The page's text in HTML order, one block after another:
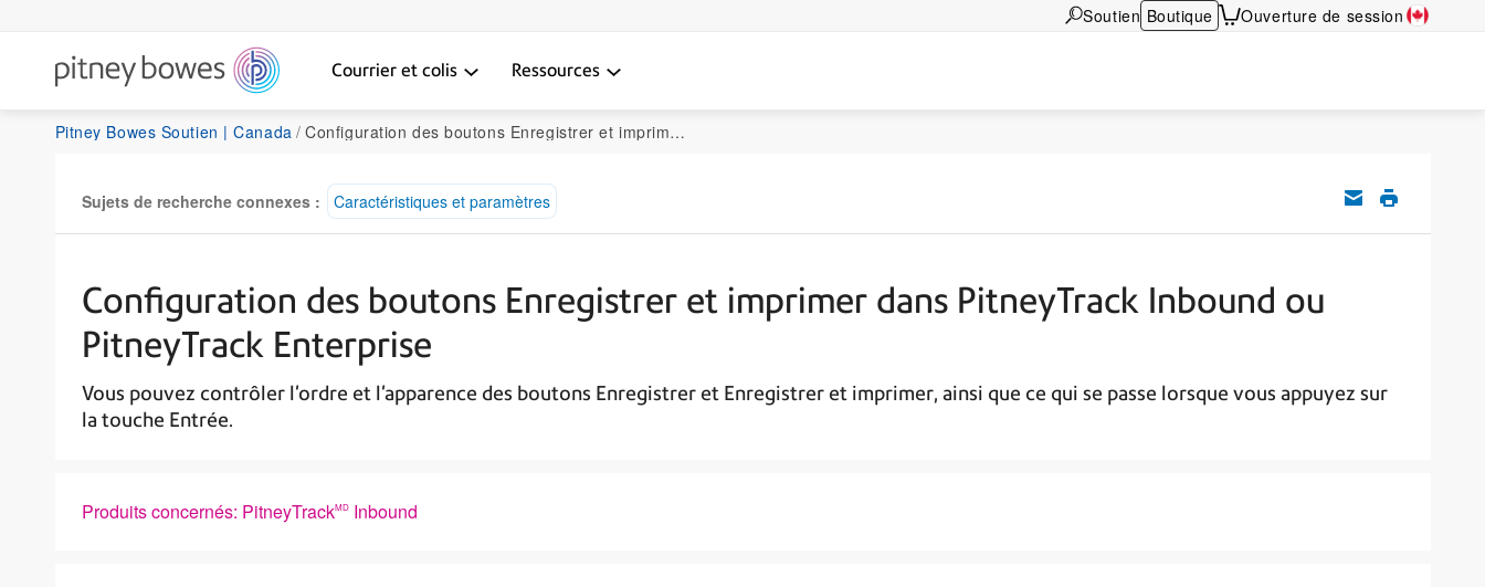
Soutien Boutique Ouverture de session
Courrier et colis Ressources
Pitney Bowes Soutien | Canada Configuration des boutons Enregistrer et imprimer dans PitneyTrack Inbound ou PitneyTrack Enterprise
Sujets de recherche connexes : Caractéristiques et paramètres
Configuration des boutons Enregistrer et imprimer dans PitneyTrack Inbound ou
PitneyTrack Enterprise
Vous pouvez contrôler l'ordre et l'apparence des boutons Enregistrer et Enregistrer et imprimer, ainsi que ce qui se passe lorsque vous appuyez sur
la touche Entrée.
Produits concernés: PitneyTrackMDInbound